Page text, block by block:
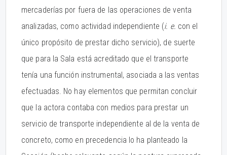
mercaderías por fuera de las operaciones de venta
analizadas, como actividad independiente (i. e. con el
único propósito de prestar dicho servicio), de suerte
que para la Sala está acreditado que el transporte
tenía una función instrumental, asociada a las ventas
efectuadas. No hay elementos que permitan concluir
que la actora contaba con medios para prestar un
servicio de transporte independiente al de la venta de
concreto, como en precedencia lo ha planteado la